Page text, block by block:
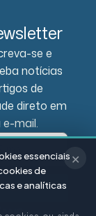
se e
notícias
de
direto em
e-mail.
Enviar
essenciais
de
e analíticas
✕